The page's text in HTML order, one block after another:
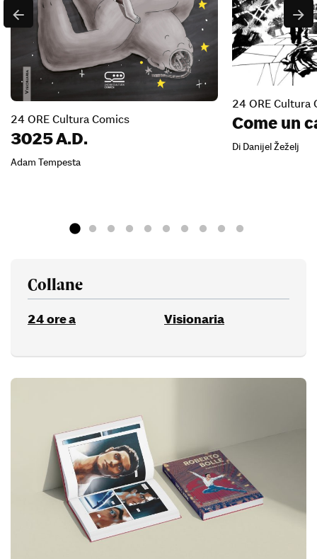
24 ORE Cultura Comics
3025 A.D.
Adam Tempesta
24 ORE Cultura
Come un
Di Danijel Žeželj
Collane
24 ore a Visionaria